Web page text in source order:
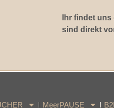
Ihr findet
sind direkt
MeerPAUSE